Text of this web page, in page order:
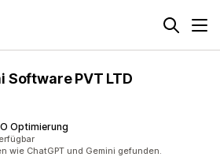
Software PVT LTD
Optimierung
wie ChatGPT und Gemini gefunden.